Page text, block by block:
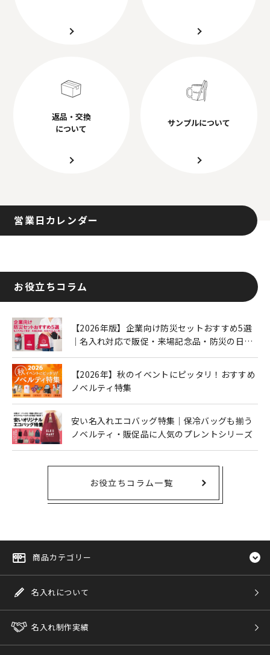
返品・交換
について
サンプルについて
営業日カレンダー
お役立ちコラム
【2026年版】企業向け防災セットおすすめ5選
｜名入れ対応で販促・来場記念品・防災の日に
【2026年】秋のイベントにピッタリ！おすすめ
ノベルティ特集
安い名入れエコバッグ特集｜保冷バッグも揃う
ノベルティ・販促品に人気のプレントシリーズ
お役立ちコラム一覧
商品カテゴリー
名入れについて
名入れ制作実績